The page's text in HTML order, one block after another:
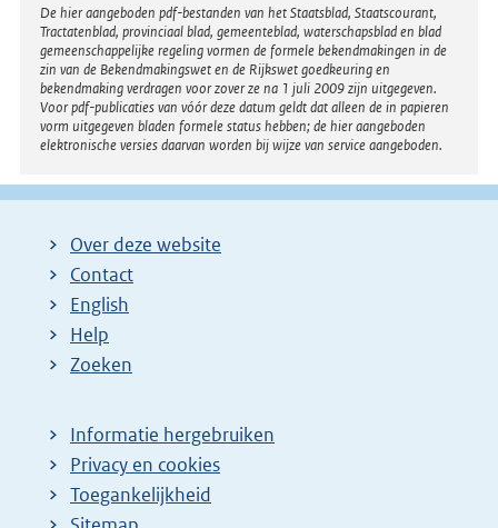
Disclaimer
De hier aangeboden pdf-bestanden van het Staatsblad, Staatscourant,
Tractatenblad, provinciaal blad, gemeenteblad, waterschapsblad en blad
gemeenschappelijke regeling vormen de formele bekendmakingen in de
zin van de Bekendmakingswet en de Rijkswet goedkeuring en
bekendmaking verdragen voor zover ze na 1 juli 2009 zijn uitgegeven.
Voor pdf-publicaties van vóór deze datum geldt dat alleen de in papieren
vorm uitgegeven bladen formele status hebben; de hier aangeboden
elektronische versies daarvan worden bij wijze van service aangeboden.
Over deze website
Contact
English
Help
Zoeken
Informatie hergebruiken
Privacy en cookies
Toegankelijkheid